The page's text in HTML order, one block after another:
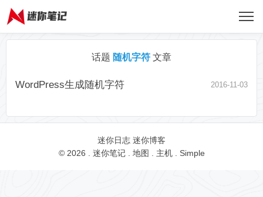
话题 随机字符 文章
WordPress生成随机字符 2016-11-03
迷你日志 迷你博客
© 2026 . 迷你笔记. 地图 主机. Simple